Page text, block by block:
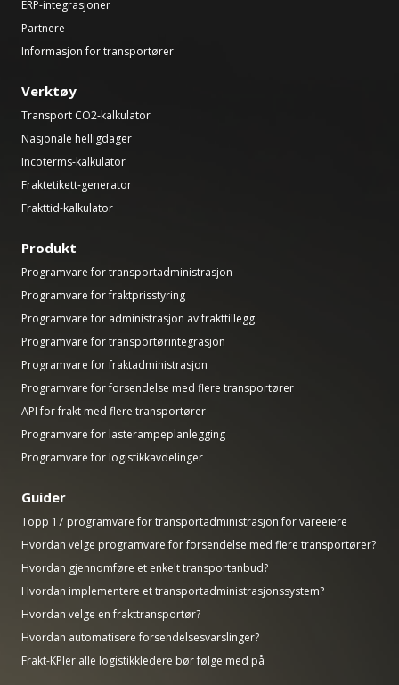
ERP-integrasjoner
Partnere
Informasjon for transportører
Verktøy
Transport CO2-kalkulator
Nasjonale helligdager
Incoterms-kalkulator
Fraktetikett-generator
Frakttid-kalkulator
Produkt
Programvare for transportadministrasjon
Programvare for fraktprisstyring
Programvare for administrasjon av frakttillegg
Programvare for transportørintegrasjon
Programvare for fraktadministrasjon
Programvare for forsendelse med flere transportører
API for frakt med flere transportører
Programvare for lasterampeplanlegging
Programvare for logistikkavdelinger
Guider
Topp 17 programvare for transportadministrasjon for vareeiere
Hvordan velge programvare for forsendelse med flere transportører?
Hvordan gjennomføre et enkelt transportanbud?
Hvordan implementere et transportadministrasjonssystem?
Hvordan velge en frakttransportør?
Hvordan automatisere forsendelsesvarslinger?
Frakt-KPIer alle logistikkledere bør følge med på